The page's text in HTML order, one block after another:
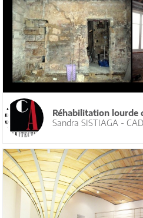
Réhabilitation lourde
Sandra SISTIAGA -